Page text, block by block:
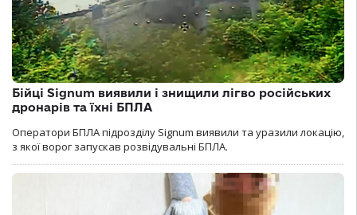
Бійці Signum виявили і знищили лігво російських
дронарів та їхні БПЛА
Оператори БПЛА підрозділу Signum виявили та уразили локацію,
з якої ворог запускав розвідувальні БПЛА.